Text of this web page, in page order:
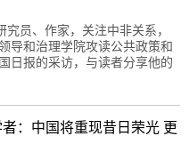
员、作家，关注中非关系，
导和治理学院攻读公共政策和
日报的采访，与读者分享他的
者：中国将重现昔日荣光 更